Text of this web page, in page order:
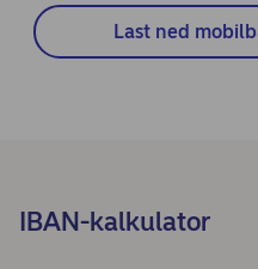
Last ned
IBAN-kalkulator